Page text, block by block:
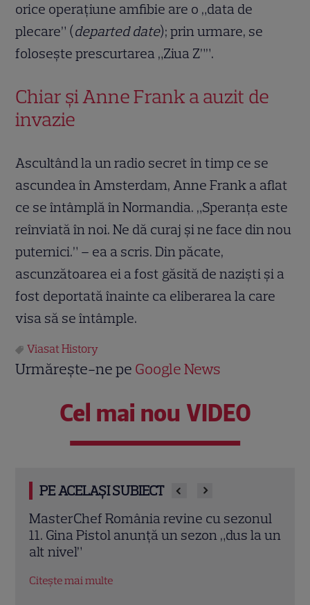
orice operațiune amfibie are o „data de
plecare” (departed date); prin urmare, se
folosește prescurtarea „Ziua Z””.
Chiar și Anne Frank a auzit de
invazie
Ascultând la un radio secret în timp ce se
ascundea în Amsterdam, Anne Frank a aflat
ce se întâmplă în Normandia. „Speranța este
reînviată în noi. Ne dă curaj și ne face din nou
puternici.” – ea a scris. Din păcate,
ascunzătoarea ei a fost găsită de naziști și a
fost deportată înainte ca eliberarea la care
visa să se întâmple.
Viasat History
Urmărește-ne pe Google News
Cel mai nou VIDEO
PE ACELAȘI SUBIECT
un
„Caracatița”, serialul care a făcut istorie
în România, revine la TV. Plus un film
inspirat dintr-un caz real incredibil
Citește mai multe